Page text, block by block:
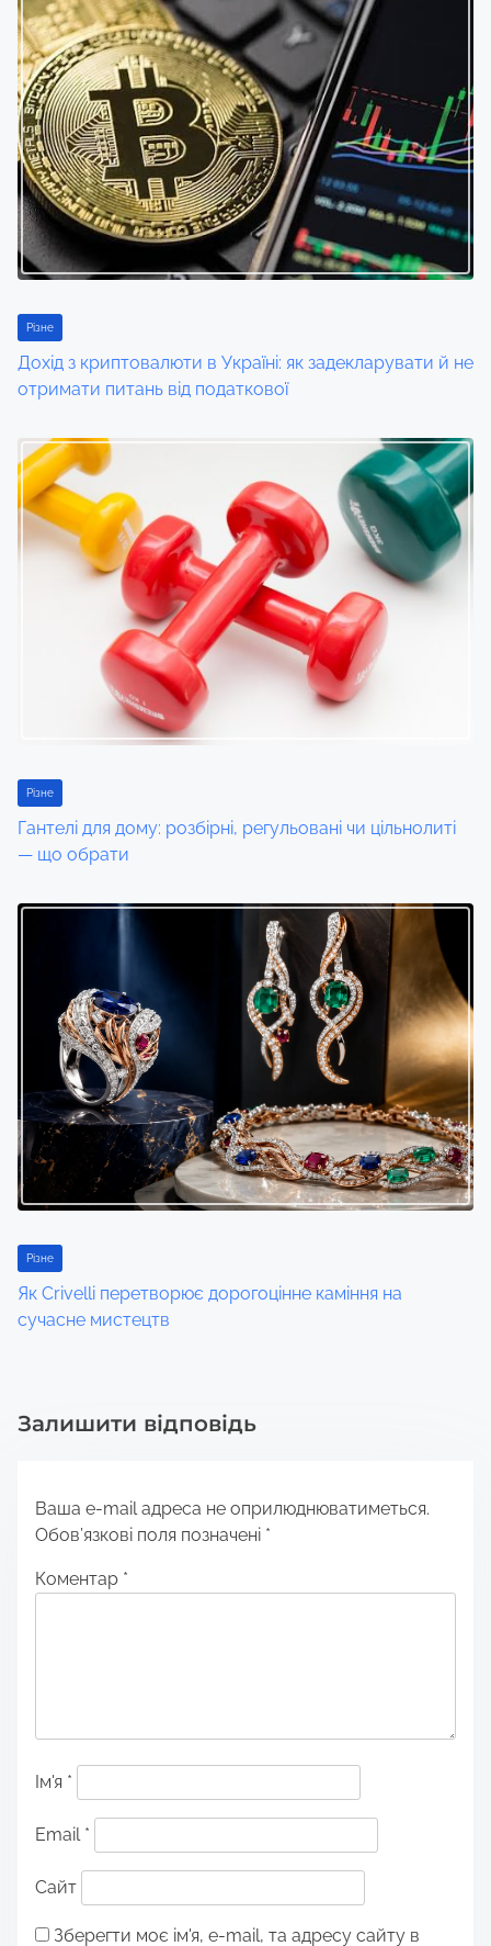
n
a
v
i
g
a
t
i
o
Різне
Дохід з криптовалюти в Україні: як задекларувати й не
отримати питань від податкової
Різне
Гантелі для дому: розбірні, регульовані чи цільнолиті
— що обрати
Різне
Як Crivelli перетворює дорогоцінне каміння на
сучасне мистецтв
Залишити відповідь
Ваша e-mail адреса не оприлюднюватиметься.
Обов’язкові поля позначені *
Коментар *
Ім'я *
Email *
Сайт
Зберегти моє ім'я, e-mail, та адресу сайту в